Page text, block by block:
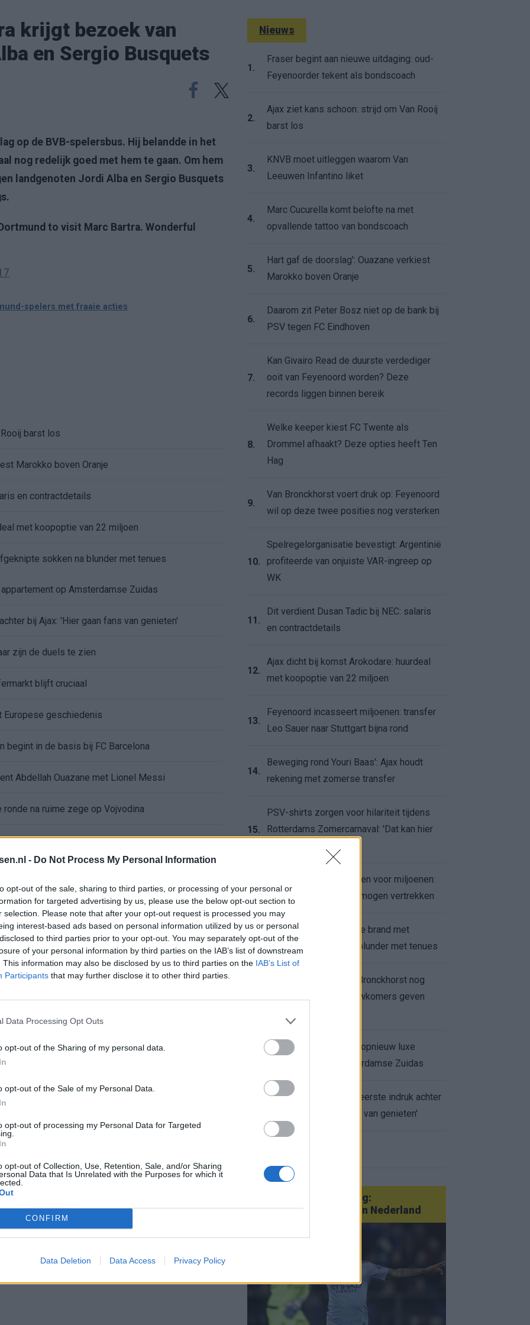
- Do Not Process My Personal Information
opt-out of the sale, sharing to third parties, or processing of your personal or
for targeted advertising by us, please use the below opt-out section to
selection. Please note that after your opt-out request is processed you may
interest-based ads based on personal information utilized by us or personal
to third parties prior to your opt-out. You may separately opt-out of the
of your personal information by third parties on the IAB’s list of downstream
This information may also be disclosed by us to third parties on the IAB’s List of
Participants that may further disclose it to other third parties.
Data Processing Opt Outs
opt-out of the Sharing of my personal data.
opt-out of the Sale of my Personal Data.
opt-out of processing my Personal Data for Targeted
opt-out of Collection, Use, Retention, Sale, and/or Sharing
Data that Is Unrelated with the Purposes for which it
CONFIRM
Data Deletion Data Access Privacy Policy
krijgt bezoek van
en Sergio Busquets
op de BVB-spelersbus. Hij belandde in het
nog redelijk goed met hem te gaan. Om hem
landgenoten Jordi Alba en Sergio Busquets
to visit Marc Bartra. Wonderful
spelers met fraaie acties
barst los
Marokko boven Oranje
en contractdetails
met koopoptie van 22 miljoen
sokken na blunder met tenues
op Amsterdamse Zuidas
bij Ajax: 'Hier gaan fans van genieten'
zijn de duels te zien
blijft cruciaal
Europese geschiedenis
begint in de basis bij FC Barcelona
Abdellah Ouazane met Lionel Messi
na ruime zege op Vojvodina
naar Ajax - Vojvodina
van der Vaart en Sylvie Meis door de jaren heen
Ajax en FC Twente in Europa
"Kampioen met Jong Ajax"
geschiedenis met rode kaart in WK-finale
League? Dit zijn de belangrijke data
terugkeer: NEC onderzoekt komst van Ajax-icoon
Nieuws
1.
Fraser begint aan nieuwe uitdaging: oud-
Feyenoorder tekent als bondscoach
2.
Ajax ziet kans schoon: strijd om Van Rooij
barst los
3.
KNVB moet uitleggen waarom Van
Leeuwen Infantino liket
4.
Marc Cucurella komt belofte na met
opvallende tattoo van bondscoach
5.
Hart gaf de doorslag': Ouazane verkiest
Marokko boven Oranje
6.
Daarom zit Peter Bosz niet op de bank bij
PSV tegen FC Eindhoven
7.
Kan Givairo Read de duurste verdediger
ooit van Feyenoord worden? Deze
records liggen binnen bereik
8.
Welke keeper kiest FC Twente als
Drommel afhaakt? Deze opties heeft Ten
Hag
9.
Van Bronckhorst voert druk op: Feyenoord
wil op deze twee posities nog versterken
10.
Spelregelorganisatie bevestigt: Argentinië
profiteerde van onjuiste VAR-ingreep op
WK
11.
Dit verdient Dusan Tadic bij NEC: salaris
en contractdetails
12.
Ajax dicht bij komst Arokodare: huurdeal
met koopoptie van 22 miljoen
13.
Feyenoord incasseert miljoenen: transfer
Leo Sauer naar Stuttgart bijna rond
14.
Beweging rond Youri Baas': Ajax houdt
rekening met zomerse transfer
15.
PSV-shirts zorgen voor hilariteit tijdens
Rotterdams Zomercarnaval: 'Dat kan hier
16.
Feyenoord zet deur open voor miljoenen:
Ueda en Hadj Moussa mogen vertrekken
17.
Ajax helpt Burnley uit de brand met
afgeknipte sokken na blunder met tenues
Feyenoord onder Van Bronckhorst nog
altijd ongeslagen: nieuwkomers geven
Hakim Ziyech verhuurt opnieuw luxe
appartement op Amsterdamse Zuidas
Marcos Leonardo laat eerste indruk achter
bij Ajax: 'Hier gaan fans van genieten'
Van Götze tot Sterling:
statementtransfers in Nederland